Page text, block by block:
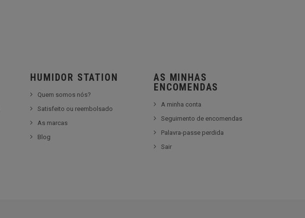
HUMIDOR STATION
Quem somos nós?
Satisfeito ou reembolsado
As marcas
Blog
AS MINHAS
ENCOMENDAS
A minha conta
Seguimento de encomendas
Palavra-passe perdida
Sair